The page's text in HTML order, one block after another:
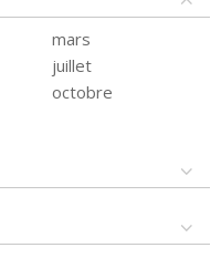
mars
juillet
octobre